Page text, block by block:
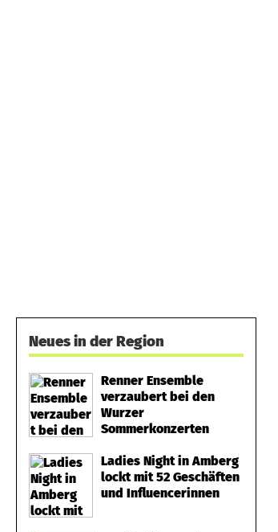
Neues in der Region
Renner Ensemble
verzaubert bei den
Wurzer
Sommerkonzerten
Ladies Night in Amberg
lockt mit 52 Geschäften
und Influencerinnen